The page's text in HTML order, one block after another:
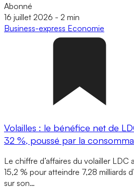
Abonné
16 juillet 2026 - 2 min
Business-express Economie
Volailles : le bénéfice net de
32 %, poussé par la
Le chiffre d’affaires du volailler LDC
15,2 % pour atteindre 7,28 milliards
sur son…